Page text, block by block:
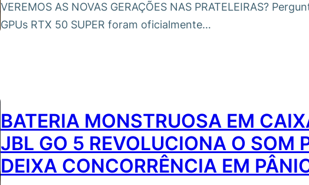
VEREMOS AS NOVAS GERAÇÕES NAS PRATELEIRAS?
GPUs RTX 50 SUPER foram oficialmente…
BATERIA MONSTRUOSA EM
JBL GO 5 REVOLUCIONA O SOM
DEIXA CONCORRÊNCIA EM